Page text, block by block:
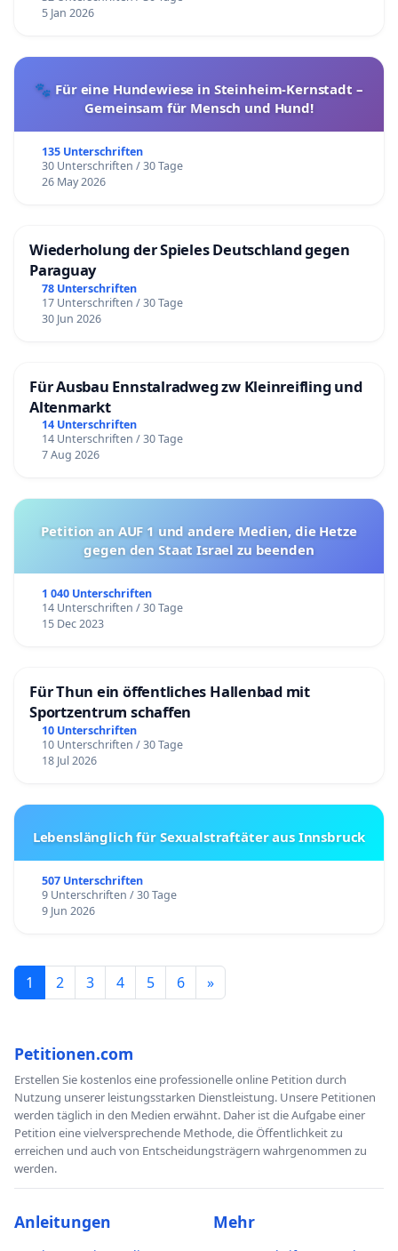
5 Jan 2026
🐾 Für eine Hundewiese in Steinheim-Kernstadt –
Gemeinsam für Mensch und Hund!
135 Unterschriften
30 Unterschriften / 30 Tage
26 May 2026
Wiederholung der Spieles Deutschland gegen
Paraguay
78 Unterschriften
17 Unterschriften / 30 Tage
30 Jun 2026
Für Ausbau Ennstalradweg zw Kleinreifling und
Altenmarkt
14 Unterschriften
14 Unterschriften / 30 Tage
7 Aug 2026
Petition an AUF 1 und andere Medien, die Hetze
gegen den Staat Israel zu beenden
1 040 Unterschriften
14 Unterschriften / 30 Tage
15 Dec 2023
Für Thun ein öffentliches Hallenbad mit
Sportzentrum schaffen
10 Unterschriften
10 Unterschriften / 30 Tage
18 Jul 2026
Lebenslänglich für Sexualstraftäter aus Innsbruck
507 Unterschriften
9 Unterschriften / 30 Tage
9 Jun 2026
1 2 3 4 5 6 »
Petitionen.com
Erstellen Sie kostenlos eine professionelle online Petition durch
Nutzung unserer leistungsstarken Dienstleistung. Unsere Petitionen
werden täglich in den Medien erwähnt. Daher ist die Aufgabe einer
Petition eine vielversprechende Methode, die Öffentlichkeit zu
erreichen und auch von Entscheidungsträgern wahrgenommen zu
werden.
Anleitungen Mehr